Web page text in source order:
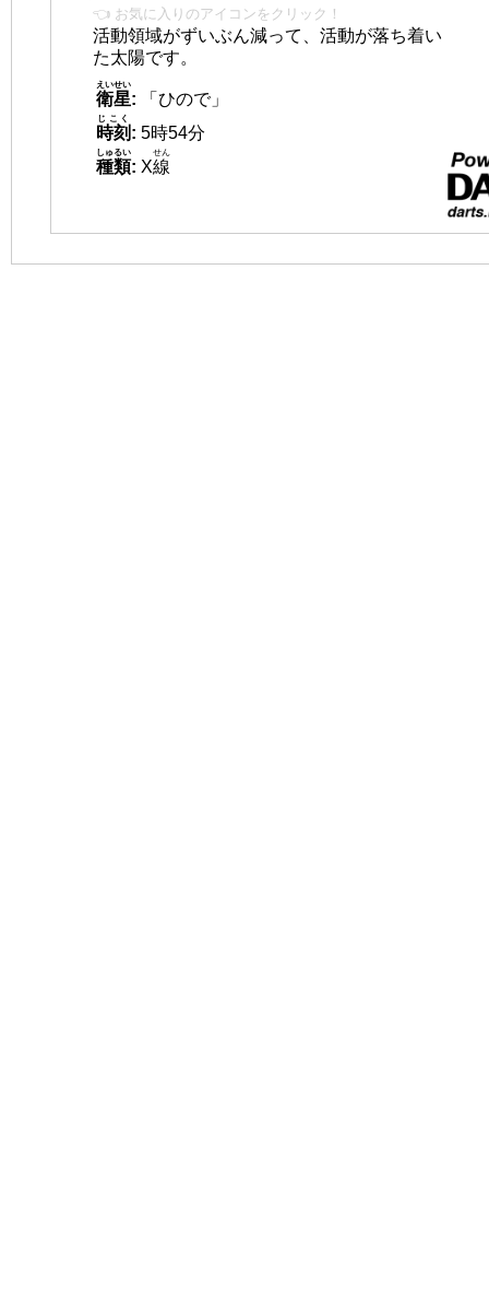
👈 お気に入りのアイコンをクリック！
活動領域がずいぶん減って、活動が落ち着い
た太陽です。
衛星
えいせい
:
「ひので」
時刻
じこく
: 5時54分
種類
しゅるい
: X線
せん